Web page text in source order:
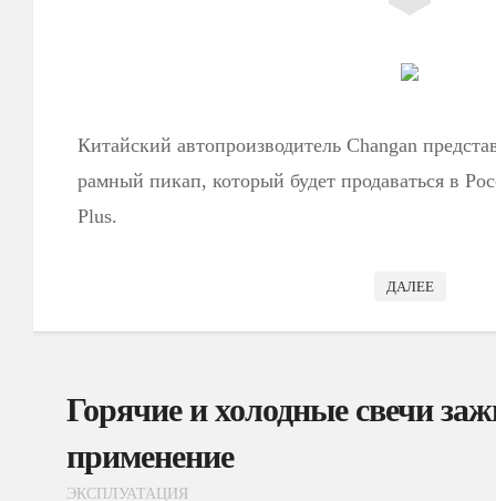
Китайский автопроизводитель Changan
рамный пикап, который будет продаваться в
Plus.
ДАЛЕЕ
Горячие и холодные свечи
применение
ЭКСПЛУАТАЦИЯ